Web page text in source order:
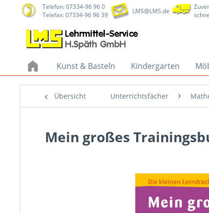
Telefon: 07334-96 96 0
Telefax: 07334-96 96 39
LMS@LMS.de
Kunst & Basteln Kindergarten
Übersicht Unterrichtsfächer
Mein großes